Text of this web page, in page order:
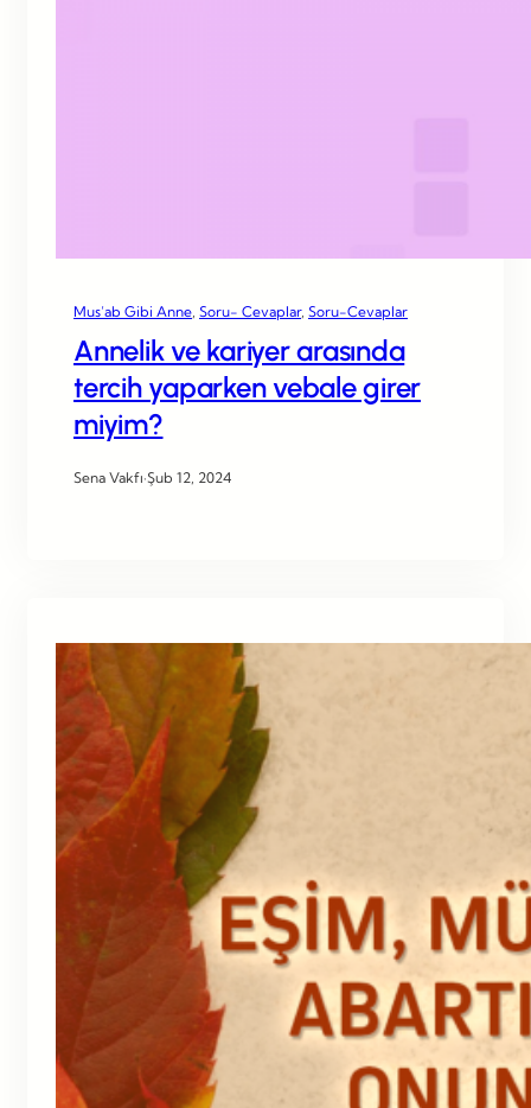
Mus’ab Gibi Anne Soru- Cevaplar, Soru-Cevaplar
Annelik ve kariyer arasında
tercih yaparken vebale girer
miyim?
Sena Vakfı·Şub 12, 2024